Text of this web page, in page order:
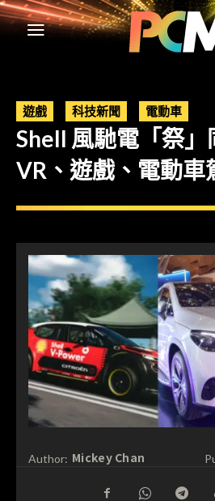
遊戲 科技新聞 電動車
Shell 風馳電「祭
VR、遊戲、電動車
Author: Mickey Chan